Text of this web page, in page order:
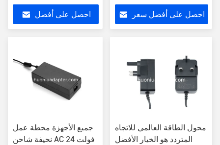
US/EU/UK/AU نوع
القابس احصل على أفضل احصل على أفضل سعر
جميع الأجهزة محطة عمل
نحيفة شاحن AC 24 فولت
محول الطاقة العالمي للاتجاه
المتردد هو الخيار الأفضل